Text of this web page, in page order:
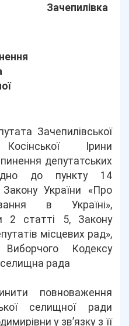
Зачепилівка
Зачепилівської
Ірини
депутатських
до пункту 14
України «Про
в Україні»,
2 статті 5, Закону
місцевих рад»,
Виборчого Кодексу
селищна рада
повноваження
селищної ради
у зв’язку з її